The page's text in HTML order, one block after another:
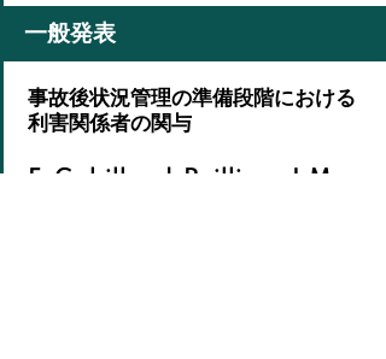
一般発表
事故後状況管理の準備段階における
利害関係者の関与
F. Gabillaud-Poillion, J.M.